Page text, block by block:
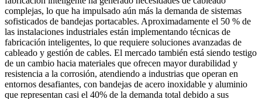
complejas, lo que ha impulsado aún más la demanda de sistemas
sofisticados de bandejas portacables. Aproximadamente el 50 % de
las instalaciones industriales están implementando técnicas de
fabricación inteligentes, lo que requiere soluciones avanzadas de
cableado y gestión de cables. El mercado también está siendo testigo
de un cambio hacia materiales que ofrecen mayor durabilidad y
resistencia a la corrosión, atendiendo a industrias que operan en
entornos desafiantes, con bandejas de acero inoxidable y aluminio
que representan casi el 40% de la demanda total debido a sus